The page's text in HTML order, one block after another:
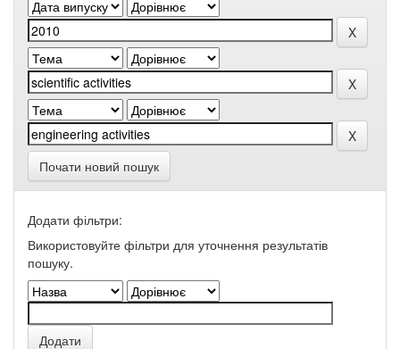
Почати новий пошук
Додати фільтри:
Використовуйте фільтри для уточнення результатів
пошуку.